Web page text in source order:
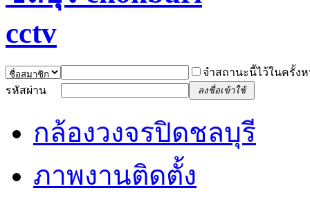
จำสถานะนี้ไว้ในครั้ง
รหัสผ่าน
ลงชื่อเข้าใช้
กล้องวงจรปิดชลบุรี
ภาพงานติดตั้ง